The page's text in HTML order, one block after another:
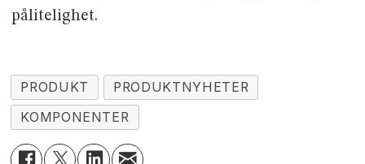
pålitelighet.
PRODUKT
PRODUKTNYHETER
KOMPONENTER